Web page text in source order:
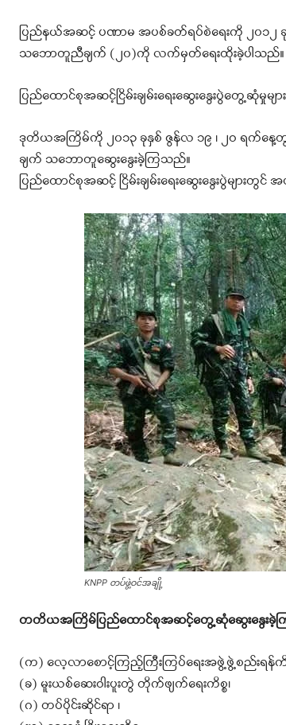
ပြည်နယ်အဆင့် ပဏာမ အပစ်ခတ်ရပ်စဲရေးကို ၂၀၁၂
သဘောတူညီချက် (၂၀)ကို လက်မှတ်ရေးထိုးခဲ့ပါသည်။
ပြည်ထောင်စုအဆင့်ငြိမ်းချမ်းရေးဆွေးနွေးပွဲတွေ့ဆုံ
ဒုတိယအကြိမ်ကို ၂၀၁၃ ခုနှစ် ဇွန်လ ၁၉ ၊ ၂ဝ ရက်န
ချက် သဘောတူဆွေးနွေးခဲ့ကြသည်။
ပြည်ထောင်စုအဆင့် ငြိမ်းချမ်းရေးဆွေးနွေးပွဲမျ
KNPP တပ်ဖွဲ့ဝင်အချို့
တတိယအကြိမ်ပြည်ထောင်စုအဆင့်တွေ့ဆုံဆွေးနွေးခဲ့ကြ
(က) လေ့လာစောင့်ကြည့်ကြီးကြပ်ရေးအဖွဲ့ဖွဲ့စည်းရန်ကိစ္
(ခ) မူးယစ်ဆေးဝါးပူးတွဲ တိုက်ဖျက်ရေးကိစ္စ၊
(ဂ) တပ်ပိုင်းဆိုင်ရာ ၊